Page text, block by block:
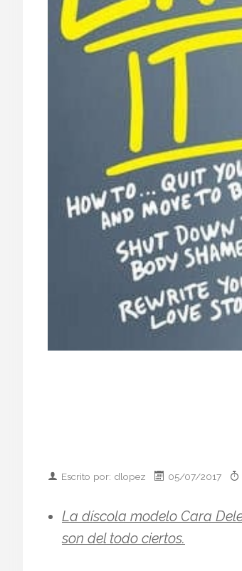
Escrito por: dlopez 05/07/2017
La díscola modelo Cara
son del todo ciertos.